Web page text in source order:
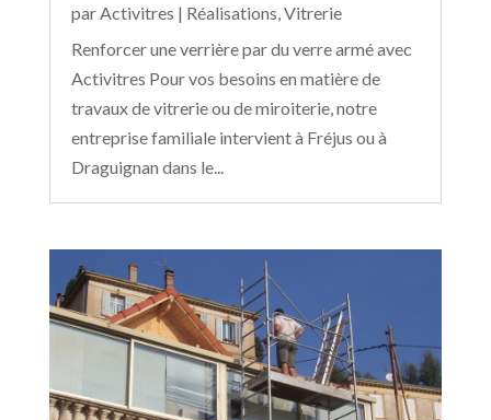
parActivitres | Réalisations,Vitrerie
Renforcer une verrière par du verre armé avec
Activitres Pour vos besoins en matière de
travaux de vitrerie ou de miroiterie, notre
entreprise familiale intervient à Fréjus ou à
Draguignan dans le...